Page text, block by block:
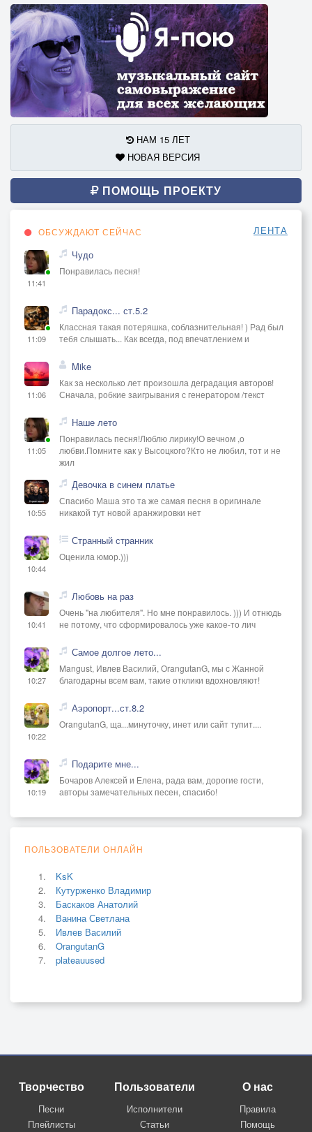
НАМ 15 ЛЕТ
НОВАЯ ВЕРСИЯ
ПОМОЩЬ ПРОЕКТУ
ОБСУЖДАЮТ СЕЙЧАС ЛЕНТА
11:41
Чудо
Понравилась песня!
11:09
Парадокс... ст.5.2
Классная такая потеряшка, соблазнительная! ) Рад был
тебя слышать... Как всегда, под впечатлением и
11:06
Mike
Как за несколько лет произошла деградация авторов!
Сначала, робкие заигрывания с генератором /текст
11:05
Наше лето
Понравилась песня!Люблю лирику!О вечном ,о
любви.Помните как у Высоцкого?Кто не любил, тот и не
жил
10:55
Девочка в синем платье
Спасибо Маша это та же самая песня в оригинале
никакой тут новой аранжировки нет
10:44
Странный странник
Оценила юмор.)))
10:41
Любовь на раз
Очень "на любителя". Но мне понравилось. ))) И отнюдь
не потому, что сформировалось уже какое-то лич
10:27
Самое долгое лето...
Mangust, Ивлев Василий, OrangutanG, мы с Жанной
благодарны всем вам, такие отклики вдохновляют!
10:22
Аэропорт...ст.8.2
OrangutanG, ща...минуточку, инет или сайт тупит....
10:19
Подарите мне...
Бочаров Алексей и Елена, рада вам, дорогие гости,
авторы замечательных песен, спасибо!
ПОЛЬЗОВАТЕЛИ ОНЛАЙН
KsK
Кутурженко Владимир
Баскаков Анатолий
Ванина Светлана
Ивлев Василий
OrangutanG
plateauused
Творчество
Песни
Плейлисты
Пользователи
Исполнители
Статьи
О нас
Правила
Помощь